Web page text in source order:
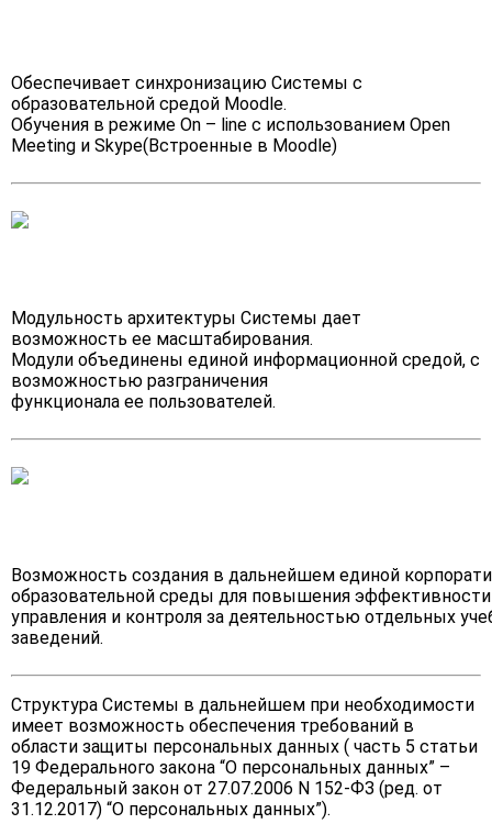
Обеспечивает синхронизацию Системы с
образовательной средой Moodle.
Обучения в режиме On – line с использованием Open
Meeting и Skype(Встроенные в Moodle)
Модульность архитектуры Системы дает
возможность ее масштабирования.
Модули объединены единой информационной средой, с
возможностью разграничения
функционала ее пользователей.
Возможность создания в дальнейшем единой
образовательной среды для повышения эффективности
управления и контроля за деятельностью отдельных
заведений.
Структура Системы в дальнейшем при необходимости
имеет возможность обеспечения требований в
области защиты персональных данных ( часть 5 статьи
19 Федерального закона “О персональных данных” –
Федеральный закон от 27.07.2006 N 152-ФЗ (ред. от
31.12.2017) “О персональных данных”).